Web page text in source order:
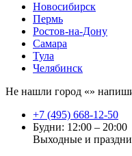
Новосибирск
Пермь
Ростов-на-Дону
Самара
Тула
Челябинск
Не нашли город «»
+7 (495) 668-12-50
Будни: 12:00 – 20:00
Выходные и